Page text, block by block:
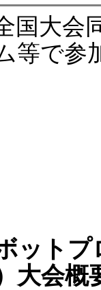
国大会
等で参
ットプ
大会